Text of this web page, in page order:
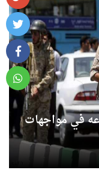
في مواجهات